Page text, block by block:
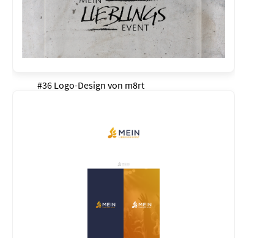
#36 Logo-Design von m8rt